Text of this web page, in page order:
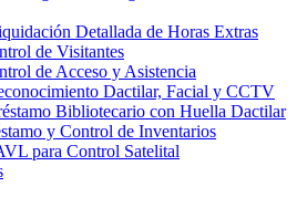
Detallada de Horas Extras
de Visitantes
de Acceso y Asistencia
Dactilar, Facial y CCTV
Bibliotecario con Huella Dactilar
y Control de Inventarios
para Control Satelital